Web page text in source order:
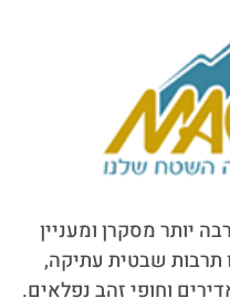
יותר מסקרן ומעניין
שבטית עתיקה,
וחופי זהב נפלאים.